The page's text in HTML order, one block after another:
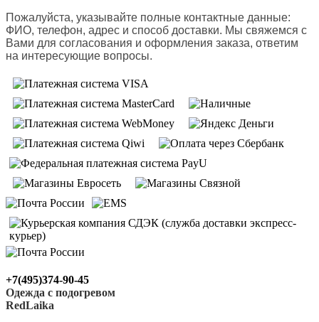
Пожалуйста, указывайте полные контактные данные:
ФИО, телефон, адрес и способ доставки. Мы свяжемся с
Вами для согласования и оформления заказа, ответим
на интересующие вопросы.
+7(495)374-90-45
Одежда с подогревом
RedLaika